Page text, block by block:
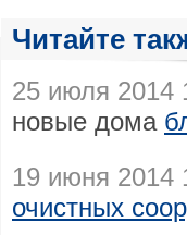
Читайте
25 июля 2014
новые дома
19 июня 2014
очистных